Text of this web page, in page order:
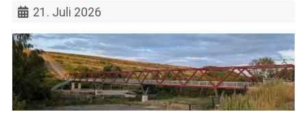
21. Juli 2026